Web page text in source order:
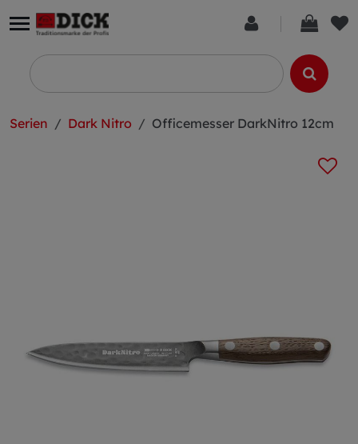
Serien Dark Nitro Officemesser DarkNitro 12cm